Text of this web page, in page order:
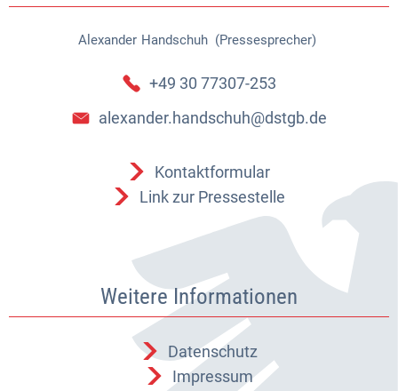
Alexander Handschuh (Pressesprecher)
Alexander Handschuh
+49 30 77307-253
alexander.handschuh@dstgb.de
Kontaktformular
Link zur Pressestelle
Weitere Informationen
Datenschutz
Impressum